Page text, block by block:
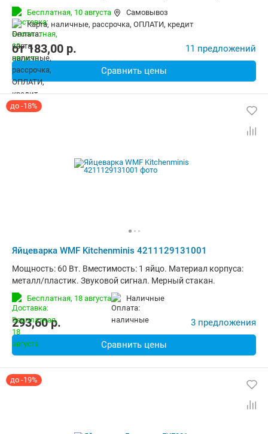
времени приготовления. Не требующая особого ухода
нагревательная чаша из нержавеющей стали. Съемный
вкладыш на 1–7 яиц. Звуковой сигнал о готовности. Защита
от выкипания. Съемная прозрачная крышка.
Бесплатная, 10 августа
Самовывоз
карта, наличные, рассрочка, ОПЛАТИ, кредит
от183,00 p. 11 предложений
Сравнить цены
до -18%
Яйцеварка WMF Kitchenminis 4211129131001
Мощность: 60 Вт. Вместимость: 1 яйцо. Материал корпуса:
металл/пластик. Звуковой сигнал. Мерный стакан.
Бесплатная, 18 августа наличные
293,60p. 3 предложения
Сравнить цены
до -19%